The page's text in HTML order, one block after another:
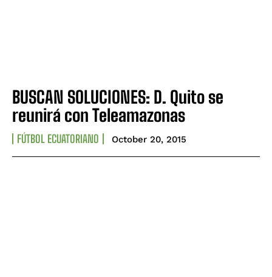
BUSCAN SOLUCIONES: D. Quito se
reunirá con Teleamazonas
FÚTBOL ECUATORIANO October 20, 2015